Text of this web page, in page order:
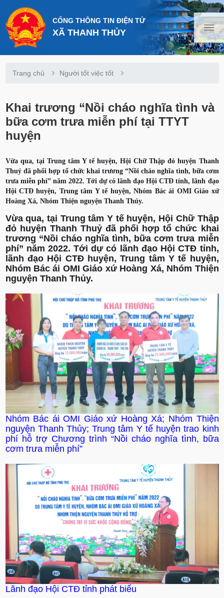
CỔNG THÔNG TIN ĐIỆN TỬ
XÃ THANH THỦY
Trang chủ Người tốt việc tốt
Khai trương “Nồi cháo nghĩa tình và
bữa cơm trưa miễn phí tại TTYT
huyện
Vừa qua, tại Trung tâm Y tế huyện, Hội Chữ Thập đỏ huyện Thanh
Thuỷ đã phối hợp tổ chức khai trương “Nồi cháo nghĩa tình, bữa cơm
trưa miễn phí” năm 2022. Tới dự có lãnh đạo Hội CTĐ tỉnh, lãnh đạo
Hội CTĐ huyện, Trung tâm Y tế huyện, Nhóm Bác ái OMI Giáo xứ
Hoàng Xá, Nhóm Thiện nguyện Thanh Thủy.
Vừa qua, tại Trung tâm Y tế huyện, Hội Chữ Thập
đỏ huyện Thanh Thuỷ đã phối hợp tổ chức khai
trương “Nồi cháo nghĩa tình, bữa cơm trưa miễn
phí” năm 2022. Tới dự có lãnh đạo Hội CTĐ tỉnh,
lãnh đạo Hội CTĐ huyện, Trung tâm Y tế huyện,
Nhóm Bác ái OMI Giáo xứ Hoàng Xá, Nhóm Thiện
nguyện Thanh Thủy.
Nhóm Bác ái OMI Giáo xứ Hoàng Xá; Nhóm Thiện
nguyện Thanh Thủy; Trung tâm Y tế huyện trao kinh
phí hỗ trợ Chương trình “Nồi cháo nghĩa tình, bữa
cơm trưa miễn phí”
Lãnh đạo Hội CTĐ tỉnh phát biểu